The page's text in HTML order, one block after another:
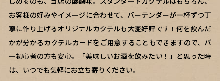
お客様の好みやイメージに合わせて、バーテンダーが一杯ずつ丁
寧に作り上げるオリジナルカクテルも大変好評です！何を飲んだ
かが分かるカクテルカードをご用意することもできますので、バ
ー初心者の方も安心。「美味しいお酒を飲みたい！」と思った時
は、いつでも気軽にお立ち寄りください。